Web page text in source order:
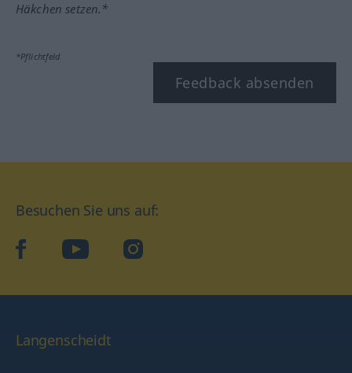
Häkchen setzen.*
*Pflichtfeld
Feedback absenden
Besuchen Sie uns auf:
facebookYouTube Instagram
Langenscheidt